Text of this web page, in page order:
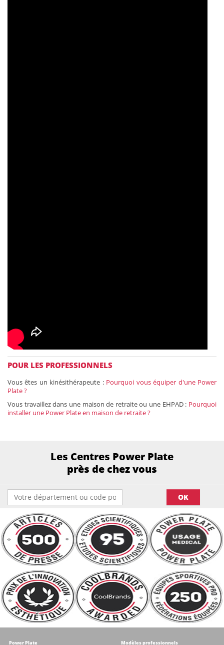
POUR LES PROFESSIONNELS
Vous êtes un kinésithérapeute : Pourquoi vous équiper d'une Power
Plate ?
Vous travaillez dans une maison de retraite ou une EHPAD : Pourquoi
installer une Power Plate en maison de retraite ?
Les Centres Power Plate
près de chez vous
OK
Power Plate Modèles professionnels